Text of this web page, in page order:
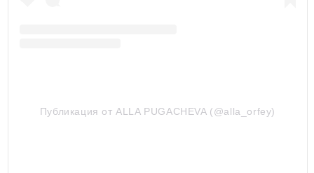
Публикация от ALLA PUGACHEVA (@alla_orfey)